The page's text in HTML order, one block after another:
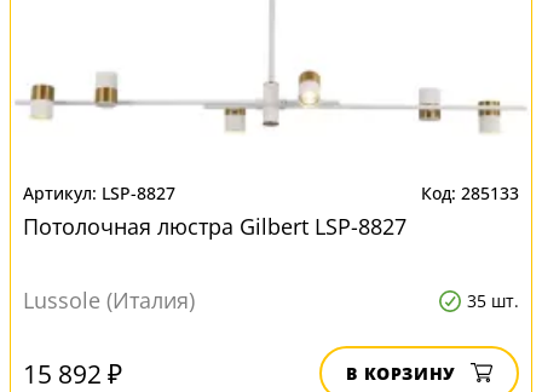
LSP-8827 285133
Потолочная люстра Gilbert LSP-8827
Lussole (Италия) 35 шт.
15 892 ₽ В КОРЗИНУ